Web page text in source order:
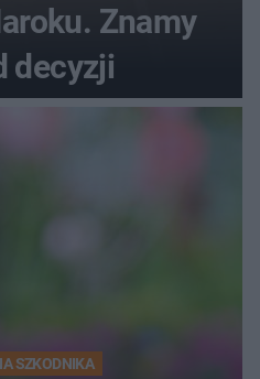
Znamy
decyzji
SZKODNIKA